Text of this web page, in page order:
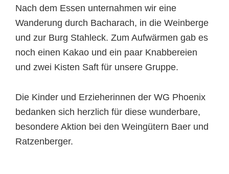
Nach dem Essen unternahmen wir eine
Wanderung durch Bacharach, in die Weinberge
und zur Burg Stahleck. Zum Aufwärmen gab es
noch einen Kakao und ein paar Knabbereien
und zwei Kisten Saft für unsere Gruppe.
Die Kinder und Erzieherinnen der WG Phoenix
bedanken sich herzlich für diese wunderbare,
besondere Aktion bei den Weingütern Baer und
Ratzenberger.